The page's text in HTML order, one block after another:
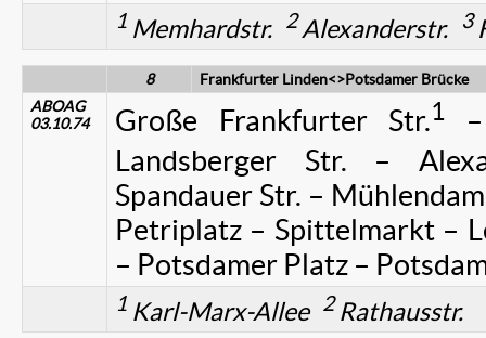
1 Memhardstr. 2Alexanderstr. 3
8
Frankfurter Linden<>Potsdamer Brücke
ABOAG
03.10.74
Große Frankfurter Str.1
Landsberger Str. –
Spandauer Str. –
Petriplatz – Spittelmarkt –
– Potsdamer Platz –
1 Karl-Marx-Allee 2Rathausstr.